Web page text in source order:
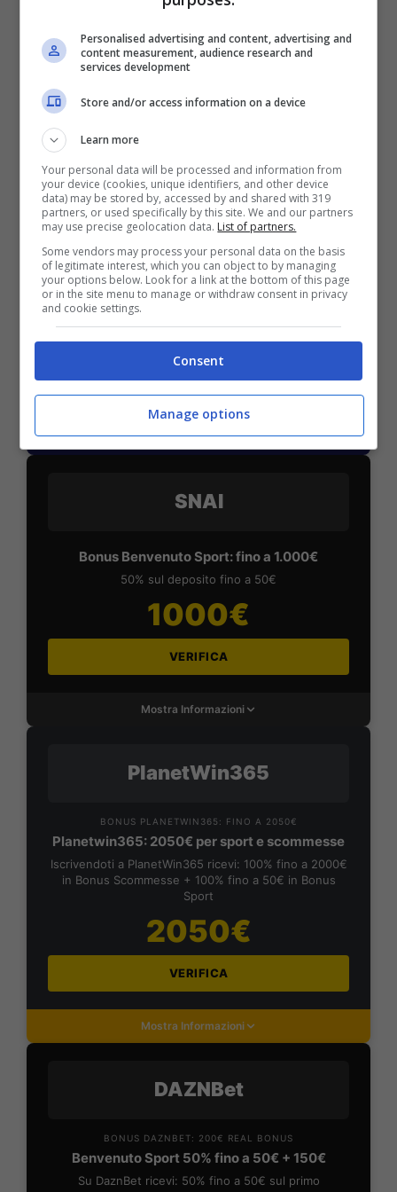
2050€
VERIFICA
BONUS BENVENUTO LOTTOMATICA: 2050€
Fino a 2050€ bonus scommesse e sport
Per i nuovi utenti della piattaforma: 100% fino a 50€ in
Bonus Scommesse + 100% fino a 2000€ in Bonus
2050€
VERIFICA
Mostra Informazioni
SNAI
Bonus Benvenuto Sport: fino a 1.000€
50% sul deposito fino a 50€
1000€
VERIFICA
Mostra Informazioni
PlanetWin365
BONUS PLANETWIN365: FINO A 2050€
Planetwin365: 2050€ per sport e scommesse
Iscrivendoti a PlanetWin365 ricevi: 100% fino a 2000€
in Bonus Scommesse + 100% fino a 50€ in Bonus
Sport
2050€
VERIFICA
Mostra Informazioni
DAZNBet
BONUS DAZNBET: 200€ REAL BONUS
Benvenuto Sport 50% fino a 50€ + 150€
Su DaznBet ricevi: 50% fino a 50€ sul primo
Personalised advertising and content, advertising and
content measurement, audience research and
services development
Store and/or access information on a device
Learn more
Your personal data will be processed and information from
your device (cookies, unique identifiers, and other device
data) may be stored by, accessed by and shared with 319
partners, or used specifically by this site. We and our partners
may use precise geolocation data. List of partners.
Some vendors may process your personal data on the basis
of legitimate interest, which you can object to by managing
your options below. Look for a link at the bottom of this page
or in the site menu to manage or withdraw consent in privacy
and cookie settings.
Consent
Manage options